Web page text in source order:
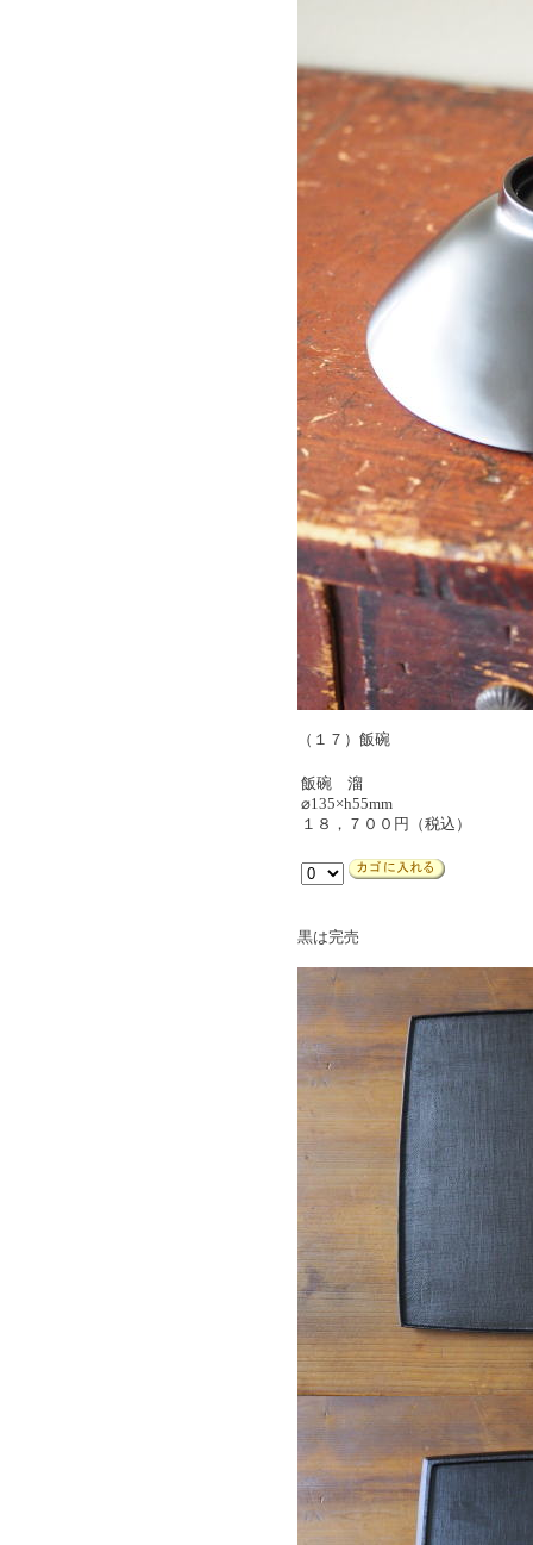
（１７）飯碗
飯碗 溜
⌀135×h55mm
１８，７００円（税込）
黒は完売